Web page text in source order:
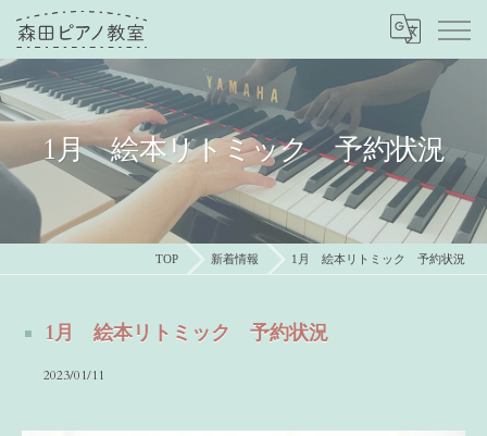
1月 絵本リトミック 予約状況
TOP 新着情報 1月 絵本リトミック 予約状況
1月 絵本リトミック 予約状況
2023/01/11